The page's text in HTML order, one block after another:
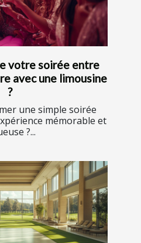
votre soirée entre
avec une limousine
?
une simple soirée
mémorable et
?...